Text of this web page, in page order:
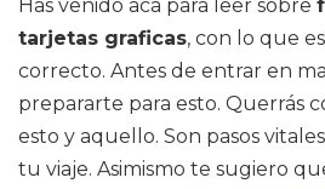
Has venido acá para leer sobre
tarjetas graficas, con lo que
correcto. Antes de entrar en
prepararte para esto. Querrás
esto y aquello. Son pasos
tu viaje. Asimismo te sugiero